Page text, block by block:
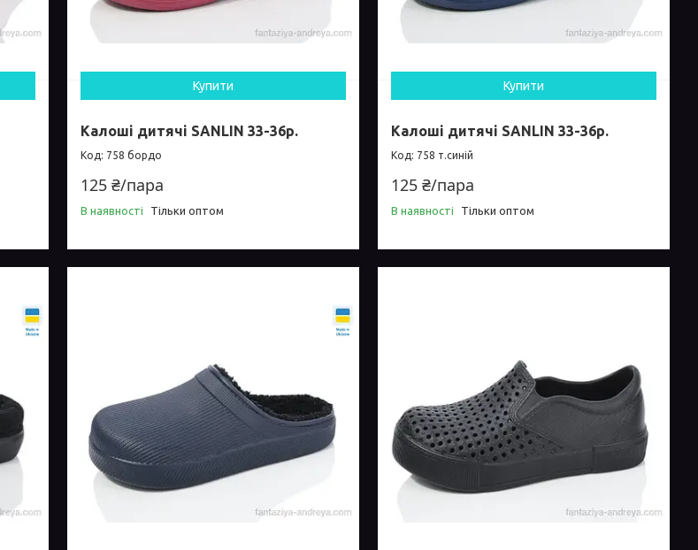
Купити
Калоші дитячі SANLIN 33-36р.
758 бордо
125 ₴/пара
В наявності Тільки оптом
Купити
Калоші дитячі SANLIN 33-36р.
758 т.синій
125 ₴/пара
В наявності Тільки оптом